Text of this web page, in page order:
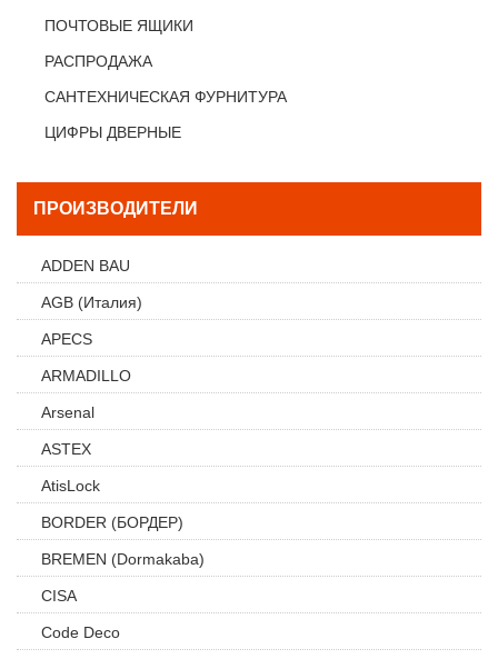
ПОЧТОВЫЕ ЯЩИКИ
РАСПРОДАЖА
САНТЕХНИЧЕСКАЯ ФУРНИТУРА
ЦИФРЫ ДВЕРНЫЕ
ПРОИЗВОДИТЕЛИ
ADDEN BAU
AGB (Италия)
APECS
ARMADILLO
Arsenal
ASTEX
AtisLock
BORDER (БОРДЕР)
BREMEN (Dormakaba)
CISA
Code Deco